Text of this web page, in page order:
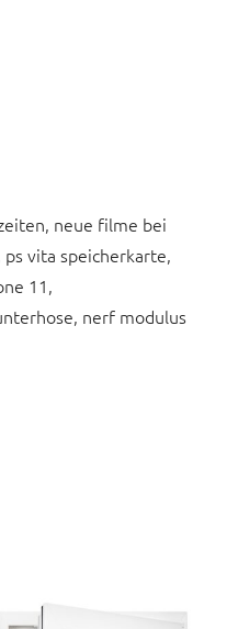
neue filme bei
vita speicherkarte,
11,
nerf modulus